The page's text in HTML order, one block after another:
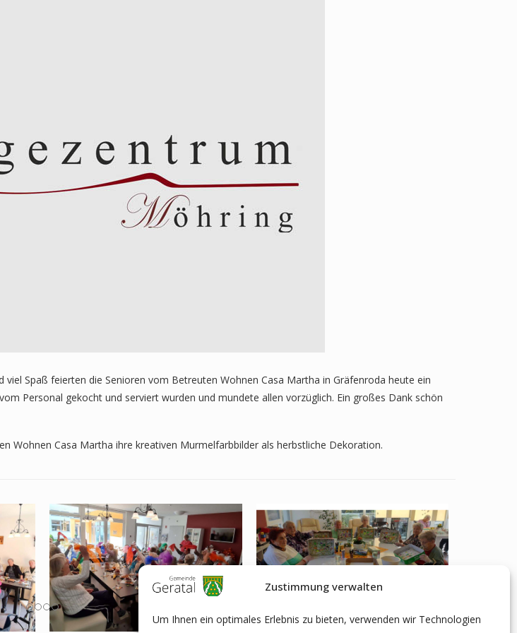
Zustimmung verwalten
Um Ihnen ein optimales Erlebnis zu bieten, verwenden wir Technologien
Spaß feierten die Senioren vom Betreuten Wohnen Casa Martha in Gräfenroda heute ein
Personal gekocht und serviert wurden und mundete allen vorzüglich. Ein großes Dank schön
Wohnen Casa Martha ihre kreativen Murmelfarbbilder als herbstliche Dekoration.